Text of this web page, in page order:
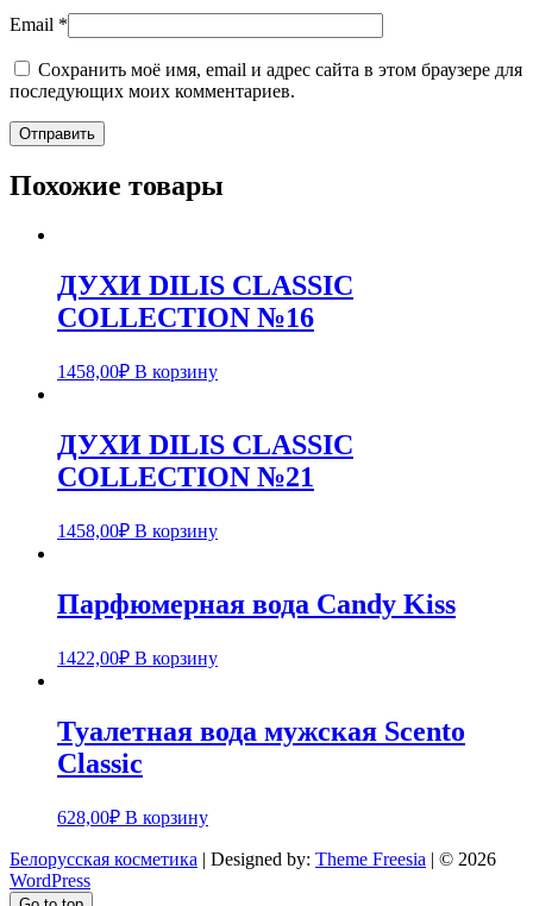
Email *
Сохранить моё имя, email и адрес сайта в этом браузере для
последующих моих комментариев.
Похожие товары
ДУХИ DILIS CLASSIC
COLLECTION №16
1458,00₽ В корзину
ДУХИ DILIS CLASSIC
COLLECTION №21
1458,00₽ В корзину
Парфюмерная вода Candy Kiss
1422,00₽ В корзину
Туалетная вода мужская Scento
Classic
628,00₽ В корзину
Белорусская косметика | Designed by: Theme Freesia | © 2026
WordPress